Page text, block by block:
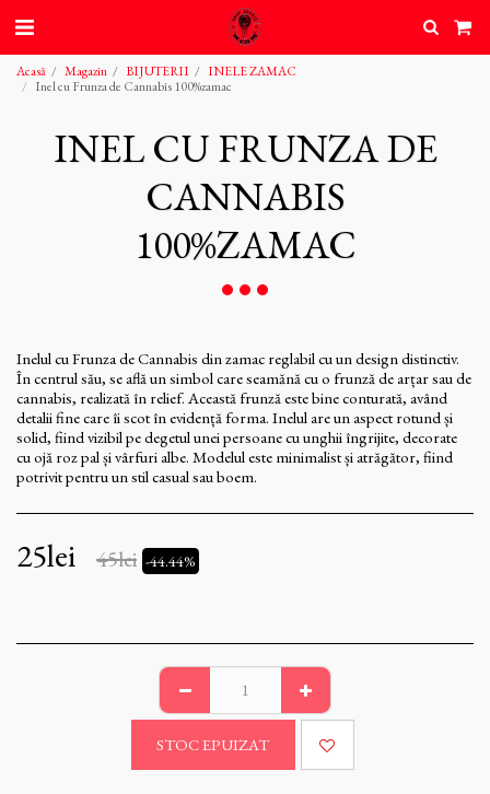
Acasă Magazin BIJUTERII
INELE ZAMAC
Inel cu Frunza de Cannabis 100%zamac
INEL CU FRUNZA DE
CANNABIS
100%ZAMAC
Inelul cu Frunza de Cannabis din zamac reglabil cu un design distinctiv.
În centrul său, se află un simbol care seamănă cu o frunză de arțar sau de
cannabis, realizată în relief. Această frunză este bine conturată, având
detalii fine care îi scot în evidență forma. Inelul are un aspect rotund și
solid, fiind vizibil pe degetul unei persoane cu unghii îngrijite, decorate
cu ojă roz pal și vârfuri albe. Modelul este minimalist și atrăgător, fiind
potrivit pentru un stil casual sau boem.
25lei 45lei -44.44%
STOC EPUIZAT